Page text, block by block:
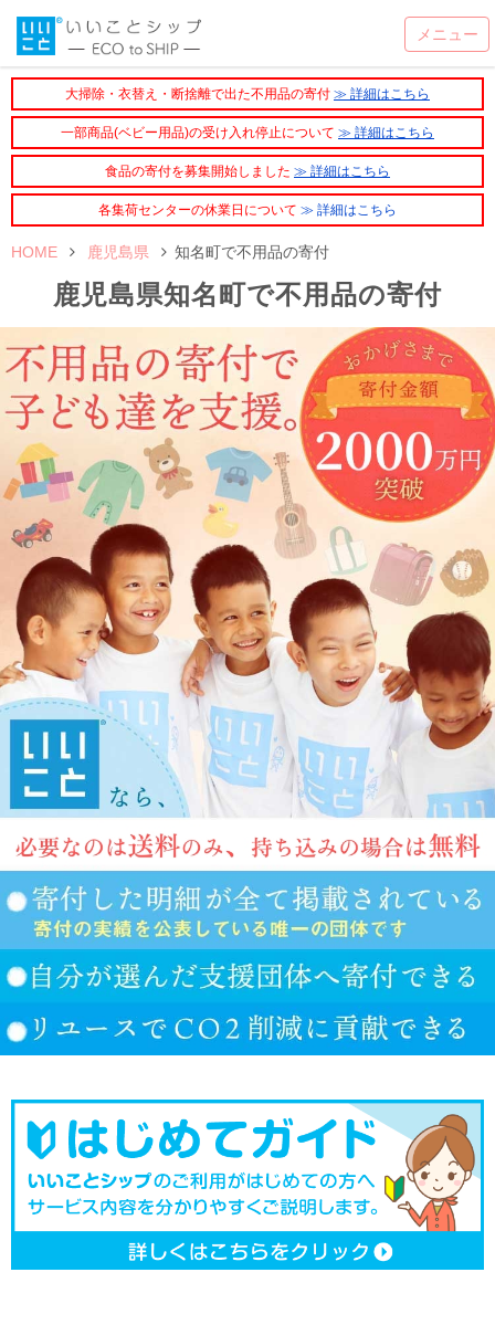
大掃除・衣替え・断捨離で出た不用品の寄付 ≫ 詳細はこちら
一部商品(ベビー用品)の受け入れ停止について ≫ 詳細はこちら
食品の寄付を募集開始しました ≫ 詳細はこちら
各集荷センターの休業日について ≫ 詳細はこちら
HOME 鹿児島県 知名町で不用品の寄付
鹿児島県知名町で不用品の寄付